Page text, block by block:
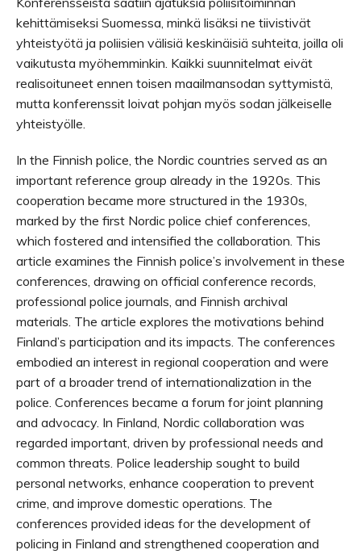
kehittämiseksi Suomessa, minkä lisäksi ne tiivistivät
yhteistyötä ja poliisien välisiä keskinäisiä suhteita, joilla oli
vaikutusta myöhemminkin. Kaikki suunnitelmat eivät
realisoituneet ennen toisen maailmansodan syttymistä,
mutta konferenssit loivat pohjan myös sodan jälkeiselle
yhteistyölle.
In the Finnish police, the Nordic countries served as an
important reference group already in the 1920s. This
cooperation became more structured in the 1930s,
marked by the first Nordic police chief conferences,
which fostered and intensified the collaboration. This
article examines the Finnish police’s involvement in these
conferences, drawing on official conference records,
professional police journals, and Finnish archival
materials. The article explores the motivations behind
Finland’s participation and its impacts. The conferences
embodied an interest in regional cooperation and were
part of a broader trend of internationalization in the
police. Conferences became a forum for joint planning
and advocacy. In Finland, Nordic collaboration was
regarded important, driven by professional needs and
common threats. Police leadership sought to build
personal networks, enhance cooperation to prevent
crime, and improve domestic operations. The
conferences provided ideas for the development of
policing in Finland and strengthened cooperation and